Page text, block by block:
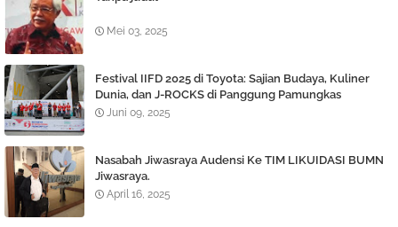
Mei 03, 2025
Festival IIFD 2025 di Toyota: Sajian Budaya, Kuliner
Dunia, dan J-ROCKS di Panggung Pamungkas
Juni 09, 2025
Nasabah Jiwasraya Audensi Ke TIM LIKUIDASI BUMN
Jiwasraya.
April 16, 2025